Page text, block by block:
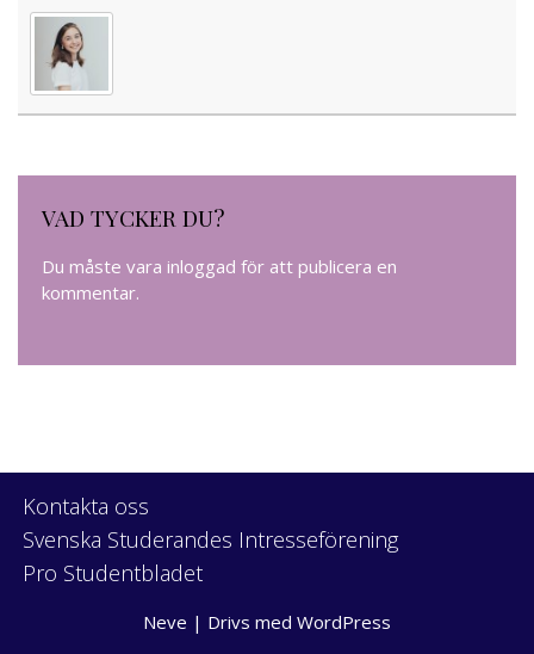
VAD TYCKER DU?
Du måste vara inloggad för att publicera en
kommentar.
Kontakta oss
Svenska Studerandes Intresseförening
Pro Studentbladet
Neve | Drivs med WordPress